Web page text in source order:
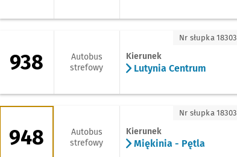
938 - kierunek Lutynia Centrum
938
Autobus
strefowy
Kierunek
Lutynia Centrum
Nr słupka 18303
948 - kierunek Miękinia - Pętla
948
Autobus
strefowy
Kierunek
Miękinia - Pętla
Nr słupka 18303